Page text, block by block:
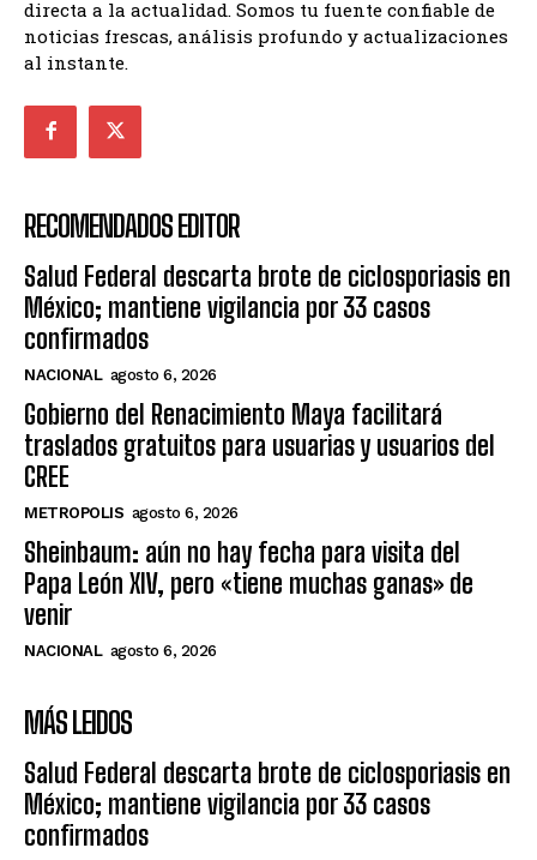
directa a la actualidad. Somos tu fuente confiable de
noticias frescas, análisis profundo y actualizaciones
al instante.
RECOMENDADOS EDITOR
Salud Federal descarta brote de ciclosporiasis en
México; mantiene vigilancia por 33 casos
confirmados
NACIONAL agosto 6, 2026
Gobierno del Renacimiento Maya facilitará
traslados gratuitos para usuarias y usuarios del
CREE
METROPOLIS agosto 6, 2026
Sheinbaum: aún no hay fecha para visita del
Papa León XIV, pero «tiene muchas ganas» de
venir
NACIONAL agosto 6, 2026
MÁS LEIDOS
Salud Federal descarta brote de ciclosporiasis en
México; mantiene vigilancia por 33 casos
confirmados